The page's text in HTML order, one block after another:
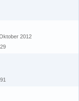
2012